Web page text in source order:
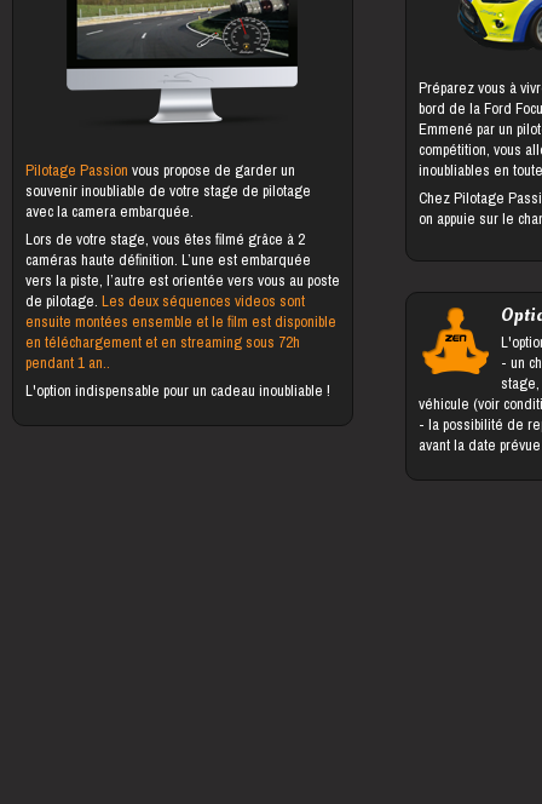
Pilotage Passionvous propose de garder un
souvenir inoubliable de votre stage de pilotage
avec la camera embarquée.
Lors de votre stage, vous êtes filmé grâce à 2
caméras haute définition. L’une est embarquée
vers la piste, l’autre est orientée vers vous au poste
de pilotage.Les deux séquences videos sont
ensuite montées ensemble et le film est disponible
en téléchargement et en streaming sous 72h
pendant 1 an..
L'option indispensable pour un cadeau inoubliable !
Préparez vous à
bord de la Ford
Emmené par un
compétition, vous
inoubliables en
Chez Pilotage
on appuie sur le
- un changement du bénéficiaire du
véhicule (voir
- la possibilité de reporter le stage jusqu'à 5 jours
avant la date